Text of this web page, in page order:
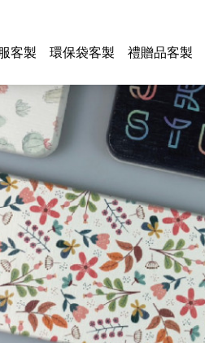
客製 環保袋客製 禮贈品客製